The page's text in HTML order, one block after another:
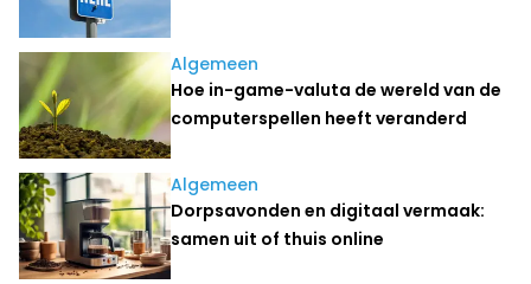
Algemeen
Hoe in-game-valuta de wereld van de
computerspellen heeft veranderd
Algemeen
Dorpsavonden en digitaal vermaak:
samen uit of thuis online